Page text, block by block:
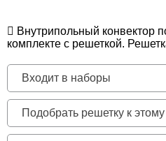
Внутрипольный конвектор
комплекте с решеткой.
Входит в наборы
Подобрать решетку к